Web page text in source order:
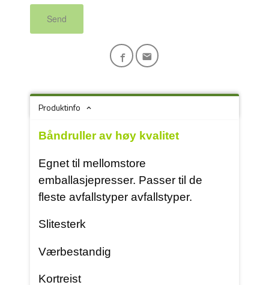
Send
Produktinfo
Båndruller av høy kvalitet
Egnet til mellomstore
emballasjepresser. Passer til de
fleste avfallstyper avfallstyper.
Slitesterk
Værbestandig
Kortreist